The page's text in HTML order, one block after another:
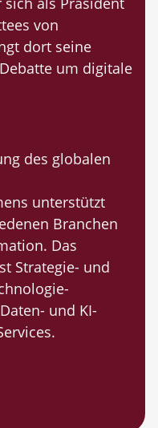
von
dort seine
um digitale
des globalen
unterstützt
Branchen
Das
Strategie- und
und KI-